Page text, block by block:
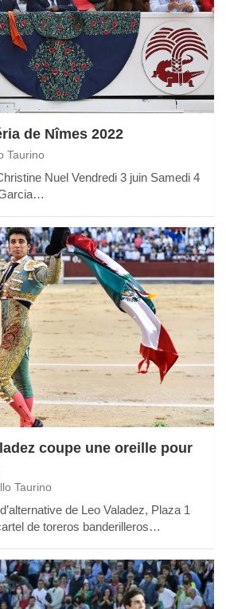
de Nîmes 2022
Taurino
Nuel Vendredi 3 juin Samedi 4
coupe une oreille pour
Taurino
de Leo Valadez, Plaza 1
de toreros banderilleros…